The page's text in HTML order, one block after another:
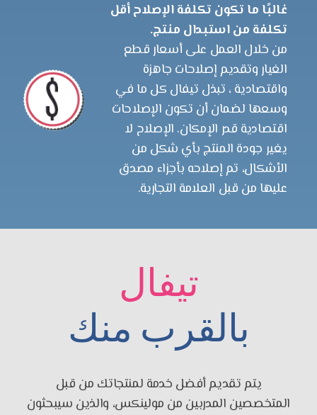
غالبًا ما تكون تكلفة الإصلاح أقل
تكلفة من استبدال منتج.
من خلال العمل على أسعار قطع
الغيار وتقديم إصلاحات جاهزة
واقتصادية ، تبذل تيفال كل ما في
وسعها لضمان أن تكون الإصلاحات
اقتصادية قدر الإمكان. الإصلاح لا
يغير جودة المنتج بأي شكل من
الأشكال، تم إصلاحه بأجزاء مصدق
عليها من قبل العلامة التجارية.
تيفال
بالقرب منك
يتم تقديم أفضل خدمة لمنتجاتك من قبل
المتخصصين المدربين من مولينكس، والذين سيبحثون